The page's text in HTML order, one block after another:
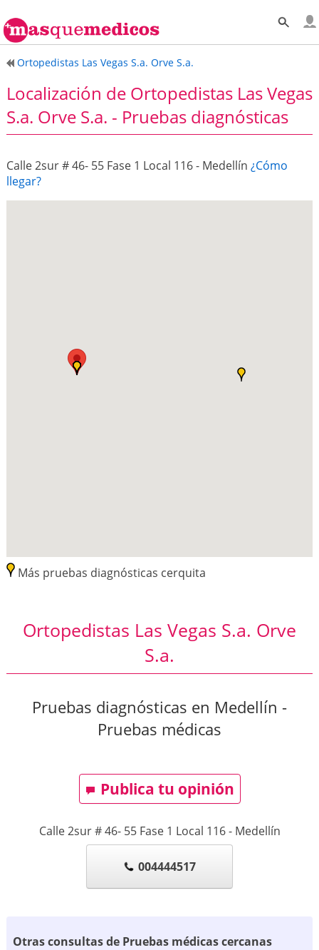
Ortopedistas Las Vegas S.a. Orve S.a.
Localización de Ortopedistas Las Vegas
S.a. Orve S.a. - Pruebas diagnósticas
Calle 2sur # 46- 55 Fase 1 Local 116 - Medellín ¿Cómo
llegar?
Más pruebas diagnósticas cerquita
Ortopedistas Las Vegas S.a. Orve
S.a.
Pruebas diagnósticas en Medellín -
Pruebas médicas
Publica tu opinión
Calle 2sur # 46- 55 Fase 1 Local 116- Medellín
004444517
Otras consultas de Pruebas médicas cercanas